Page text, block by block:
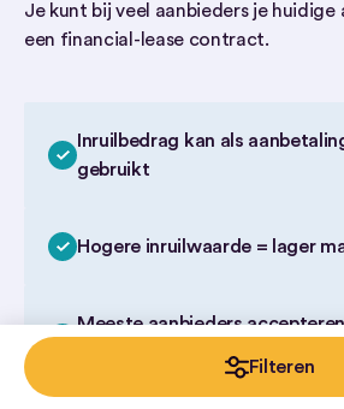
Filteren
Je kunt bij veel aanbieders je
een financial-lease contract.
Inruilbedrag kan als
gebruikt
Hogere inruilwaarde = lager
Meeste aanbieders
zakelijke voertuigen.